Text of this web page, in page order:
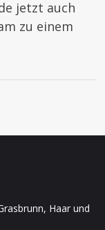
jetzt auch
zu einem
Haar und